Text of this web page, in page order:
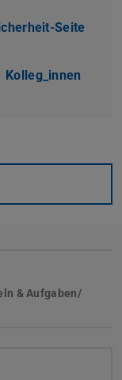
Seite
Kolleg_innen
& Aufgaben/